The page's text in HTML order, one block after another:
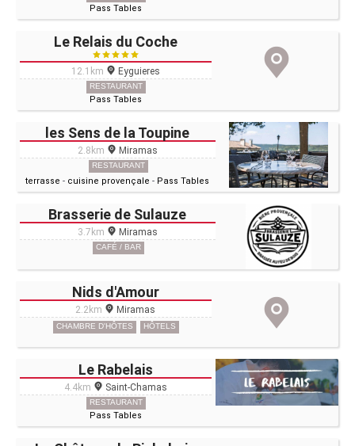
Pass Tables
Le Relais du Coche
12.1km Eyguieres
RESTAURANT
Pass Tables
les Sens de la Toupine
2.8km Miramas
RESTAURANT
terrasse - cuisine provençale - Pass Tables
Brasserie de Sulauze
3.7km Miramas
CAFÉ / BAR
Nids d'Amour
2.2km Miramas
CHAMBRE D'HÔTES HÔTELS
Le Rabelais
4.4km Saint-Chamas
RESTAURANT
Pass Tables